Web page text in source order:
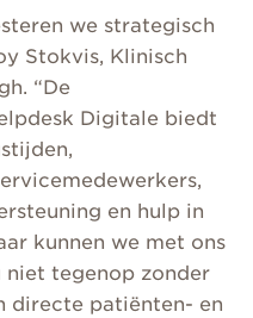
we strategisch
Stokvis, Klinisch
“De
Digitale biedt
en hulp in
kunnen we met ons
niet tegenop zonder
directe patiënten- en